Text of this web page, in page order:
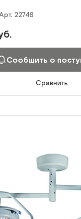
22746
Сообщить о
Сравнить